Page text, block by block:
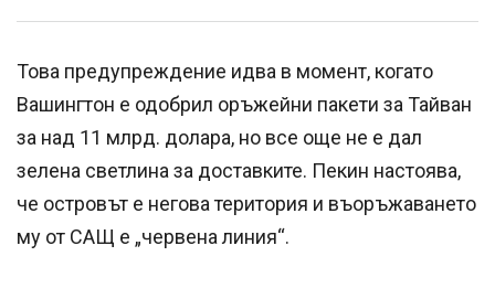
Това предупреждение идва в момент, когато
Вашингтон е одобрил оръжейни пакети за Тайван
за над 11 млрд. долара, но все още не е дал
зелена светлина за доставките. Пекин настоява,
че островът е негова територия и въоръжаването
му от САЩ е „червена линия“.